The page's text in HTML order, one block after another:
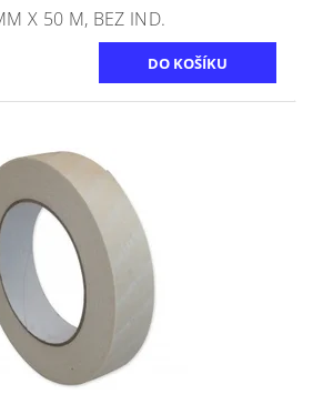
X 50 M, BEZ IND.